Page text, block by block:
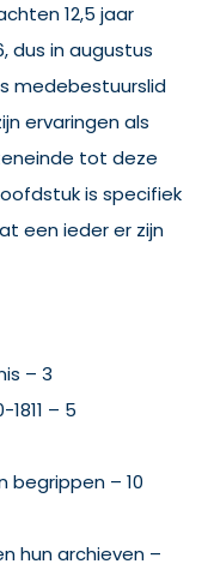
12,5 jaar
dus in augustus
medebestuurslid
ervaringen als
tot deze
is specifiek
een ieder er zijn
– 3
– 5
begrippen – 10
hun archieven –